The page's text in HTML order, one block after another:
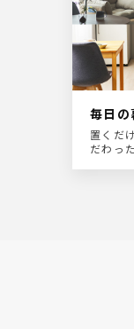
毎日の
置くだ
だわっ